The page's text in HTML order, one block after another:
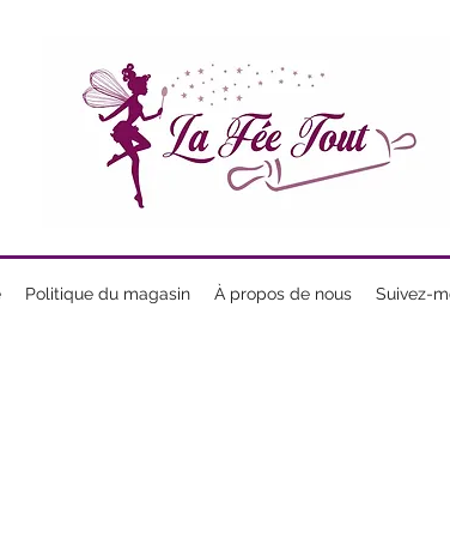
Politique du magasin À propos de nous Suivez-